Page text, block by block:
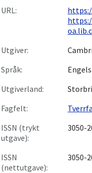
URL:
Utgiver:
Språk:
Utgiverland:
Fagfelt:
ISSN (trykt
utgave):
3050-
ISSN
(nettutgave):
3050-